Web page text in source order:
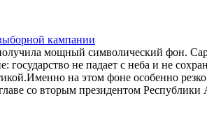
кампании
мощный символический фон.
не падает с неба и не
на этом фоне особенно резко
со вторым президентом